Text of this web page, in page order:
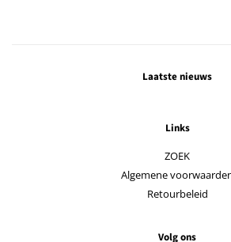
Laatste nieuws
Links
ZOEK
Algemene
Retourbeleid
Volg ons